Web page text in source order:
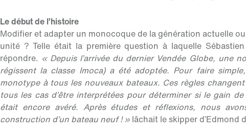
Le début de l’histoire
Modifier et adapter un monocoque de la génération actuelle
unité ? Telle était la première question à laquelle
répondre. « Depuis l’arrivée du dernier Vendée Globe, une
régissent la classe Imoca) a été adoptée. Pour faire
monotype à tous les nouveaux bateaux. Ces règles
tous les cas d’être interprétées pour déterminer si le gain
était encore avéré. Après études et réflexions, nous
construction d’un bateau neuf ! » lâchait le skipper d’Edmond